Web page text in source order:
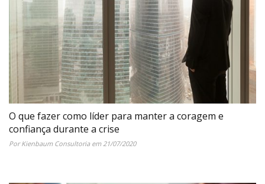
O que fazer como líder para manter a coragem e
confiança durante a crise
Por Kienbaum Consultoria em 21/07/2020